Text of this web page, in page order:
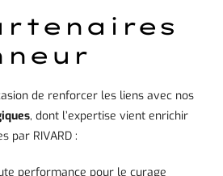
de renforcer les liens avec nos
, dont l’expertise vient enrichir
par RIVARD :
performance pour le curage